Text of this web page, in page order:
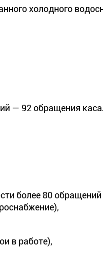
холодного
— 92 обращения
более 80
в работе),